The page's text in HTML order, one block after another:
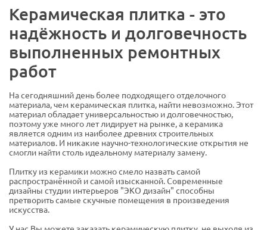
Керамическая плитка - это
надёжность и долговечность
выполненных ремонтных
работ
На сегодняшний день более подходящего отделочного
материала, чем керамическая плитка, найти невозможно. Этот
материал обладает универсальностью и долговечностью,
поэтому уже много лет лидирует на рынке, а керамика
является одним из наиболее древних строительных
материалов. И никакие научно-технологические открытия не
смогли найти столь идеальному материалу замену.
Плитку из керамики можно смело назвать самой
распространённой и самой изысканной. Современные
дизайны студии интерьеров "ЭКО дизайн" способны
претворить самые скучные помещения в произведения
искусства.